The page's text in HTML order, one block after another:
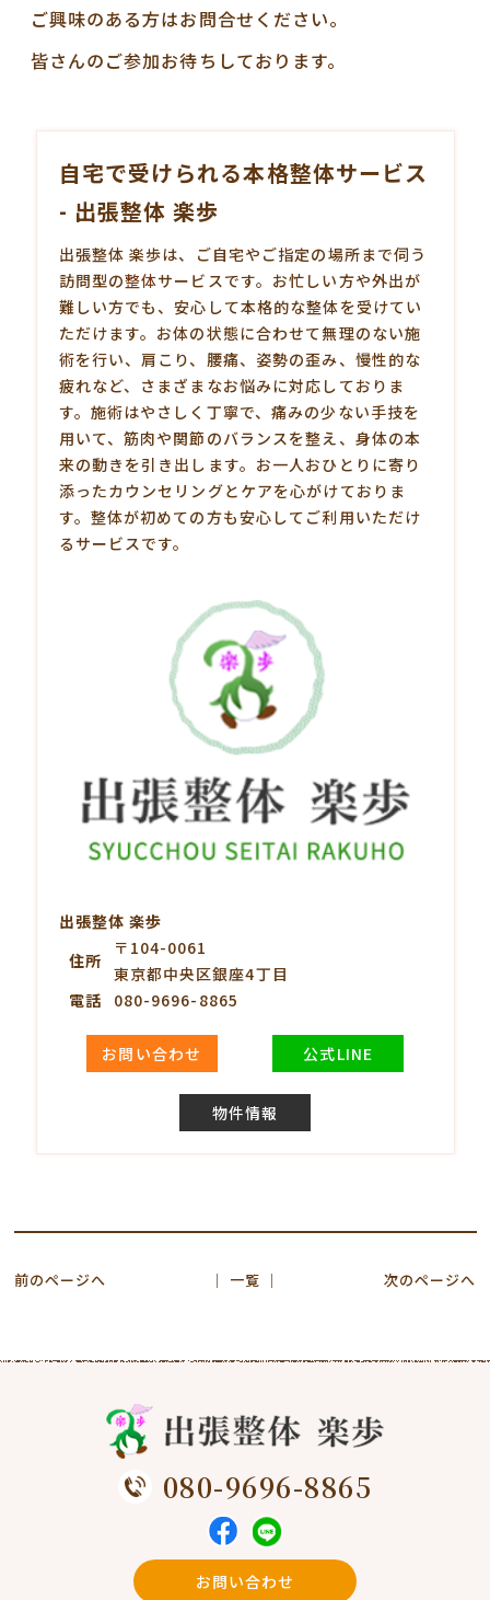
ご興味のある方はお問合せください。
皆さんのご参加お待ちしております。
自宅で受けられる本格整体サービス
- 出張整体 楽歩
出張整体 楽歩は、ご自宅やご指定の場所まで伺う
訪問型の整体サービスです。お忙しい方や外出が
難しい方でも、安心して本格的な整体を受けてい
ただけます。お体の状態に合わせて無理のない施
術を行い、肩こり、腰痛、姿勢の歪み、慢性的な
疲れなど、さまざまなお悩みに対応しておりま
す。施術はやさしく丁寧で、痛みの少ない手技を
用いて、筋肉や関節のバランスを整え、身体の本
来の動きを引き出します。お一人おひとりに寄り
添ったカウンセリングとケアを心がけておりま
す。整体が初めての方も安心してご利用いただけ
るサービスです。
出張整体 楽歩
住所
〒104-0061
東京都中央区銀座4丁目
電話
080-9696-8865
お問い合わせ 公式LINE
物件情報
前のページへ 次のページへ
│ 一覧 │
080-9696-8865
お問い合わせ